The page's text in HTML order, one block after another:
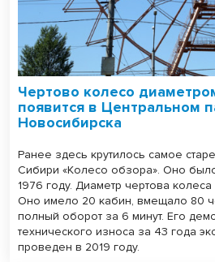
Чертово колесо
появится в Центральном
Новосибирска
Ранее здесь крутилось самое
Сибири «Колесо обзора». Оно
1976 году. Диаметр чертова
Оно имело 20 кабин, вмещало 80
полный оборот за 6 минут. Его
технического износа за 43 года
проведен в 2019 году.